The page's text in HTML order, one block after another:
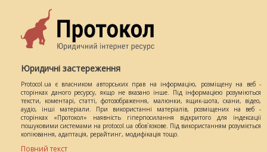
Юридичні застереження
Protocol.ua є власником авторських прав на інформацію, розміщену на веб -
сторінках даного ресурсу, якщо не вказано інше. Під інформацією розуміються
тексти, коментарі, статті, фотозображення, малюнки, ящик-шота, скани, відео,
аудіо, інші матеріали. При використанні матеріалів, розміщених на веб -
сторінках «Протокол» наявність гіперпосилання відкритого для індексації
пошуковими системами на protocol.ua обов`язкове. Під використанням розуміється
копіювання, адаптація, рерайтинг, модифікація тощо.
Повний текст